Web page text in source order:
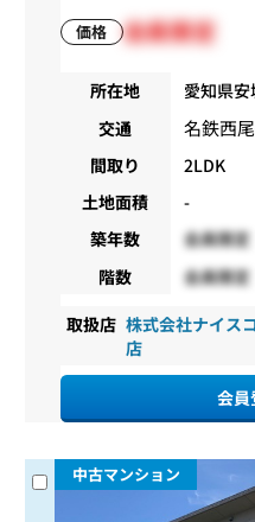
価格 会員限定
所在地 愛知県安
交通 名鉄西
間取り
2LDK
土地面積
-
築年数
会員限定
階数
会員限定
取扱店 株式会社ナイス
店
会員
中古マンション